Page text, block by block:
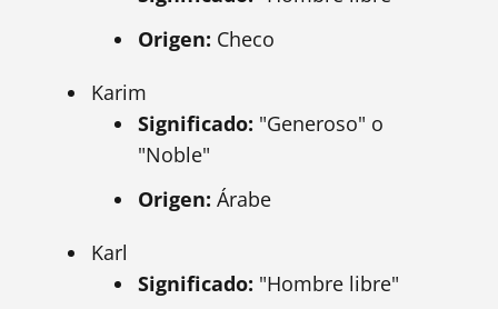
Origen: Checo
Karim
Significado: "Generoso" o
"Noble"
Origen: Árabe
Karl
Significado: "Hombre libre"